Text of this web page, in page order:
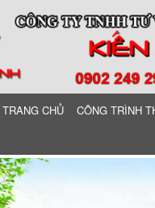
TRANG CHỦ CÔNG TRÌNH